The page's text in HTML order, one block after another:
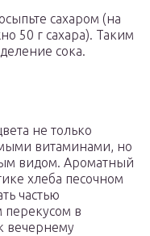
сахаром (на
50 г сахара). Таким
сока.
не только
витаминами, но
видом. Ароматный
хлеба песочном
частью
перекусом в
вечернему